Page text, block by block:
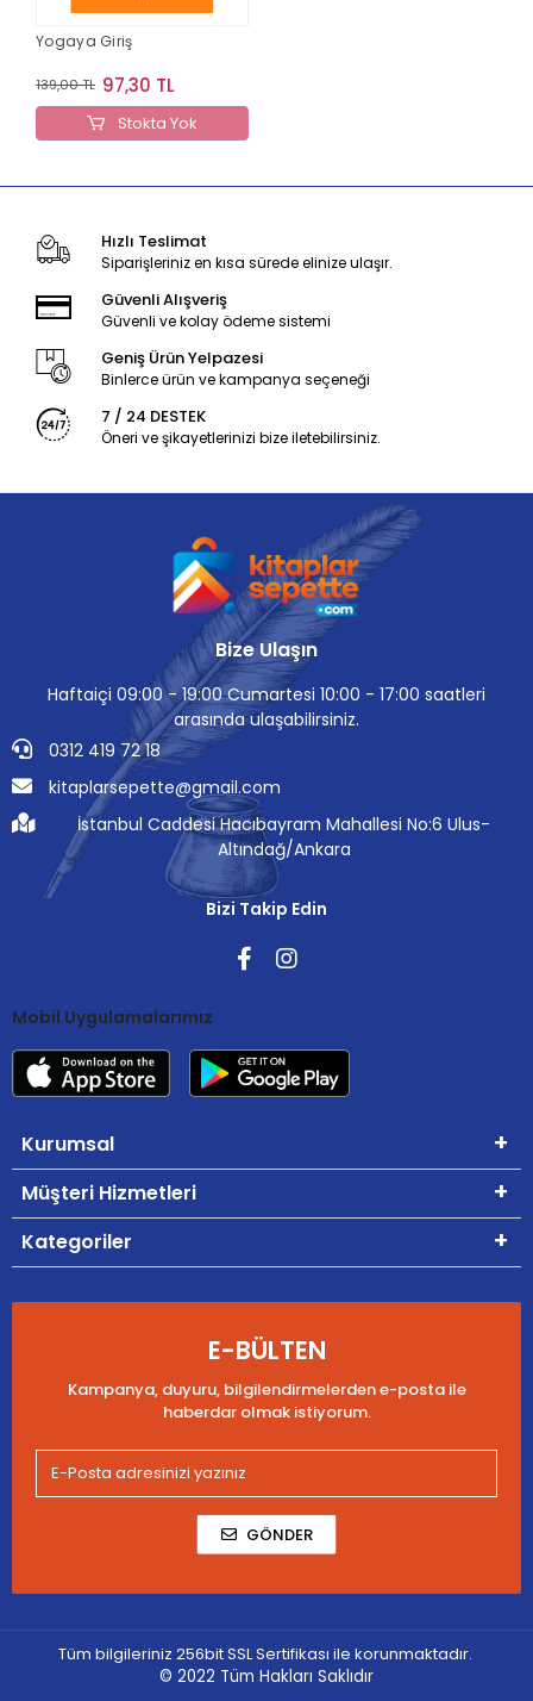
Yogaya Giriş
139,00 TL 97,30 TL
Stokta Yok
Hızlı Teslimat
Siparişleriniz en kısa sürede elinize ulaşır.
Güvenli Alışveriş
Güvenli ve kolay ödeme sistemi
Geniş Ürün Yelpazesi
Binlerce ürün ve kampanya seçeneği
7 / 24 DESTEK
Öneri ve şikayetlerinizi bize iletebilirsiniz.
Bize Ulaşın
Haftaiçi 09:00 - 19:00 Cumartesi 10:00 - 17:00 saatleri
arasında ulaşabilirsiniz.
0312 419 72 18
kitaplarsepette@gmail.com
İstanbul Caddesi Hacıbayram Mahallesi No:6 Ulus-
Altındağ/Ankara
Bizi Takip Edin
Mobil Uygulamalarımız
Kurumsal
Müşteri Hizmetleri
Kategoriler
E-BÜLTEN
Kampanya, duyuru, bilgilendirmelerden e-posta ile
haberdar olmak istiyorum.
GÖNDER
Tüm bilgileriniz 256bit SSL Sertifikası ile korunmaktadır.
© 2022 Tüm Hakları Saklıdır